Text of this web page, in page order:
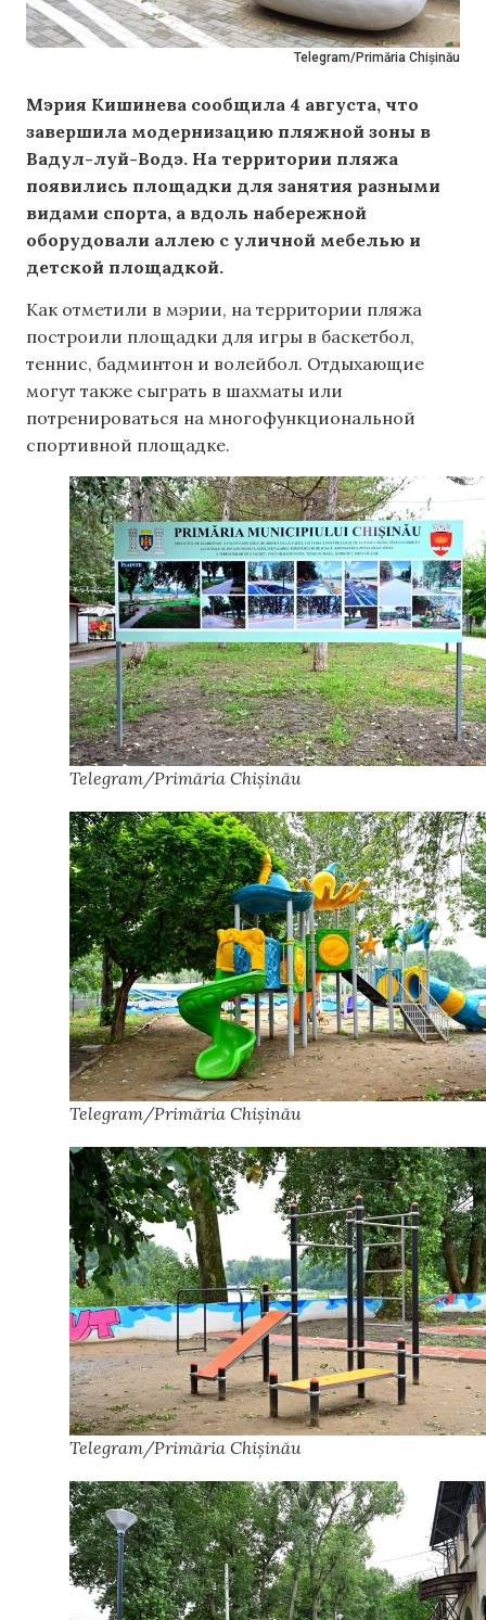
Telegram/Primăria Chișinău
Мэрия Кишинева сообщила 4 августа, что
завершила модернизацию пляжной зоны в
Вадул-луй-Водэ. На территории пляжа
появились площадки для занятия разными
видами спорта, а вдоль набережной
оборудовали аллею с уличной мебелью и
детской площадкой.
Как отметили в мэрии, на территории пляжа
построили площадки для игры в баскетбол,
теннис, бадминтон и волейбол. Отдыхающие
могут также сыграть в шахматы или
потренироваться на многофункциональной
спортивной площадке.
Telegram/Primăria Chișinău
Telegram/Primăria Chișinău
Telegram/Primăria Chișinău